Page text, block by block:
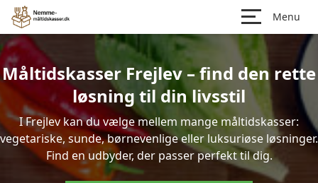
Menu
Måltidskasser Frejlev – find den rette
løsning til din livsstil
I Frejlev kan du vælge mellem mange måltidskasser:
vegetariske, sunde, børnevenlige eller luksuriøse løsninger.
Find en udbyder, der passer perfekt til dig.